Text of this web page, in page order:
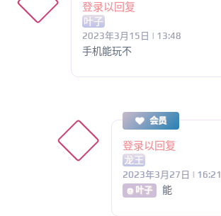
登录以回复
叶子
2023年3月15日 | 13:48
手机能玩不
会员
登录以回复
龙王
2023年3月27日 | 16:21
@ 叶子 能